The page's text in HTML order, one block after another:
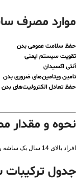
موارد مصرف
حفظ سلامت عمومی بدن
تقویت سیستم ایمنی
آنتی اکسیدان
تامین ویتامین‌های ضروری بدن
حفظ تعادل الکترولیت‌های بدن
نحوه و مقدار
افراد بالای 14 سال یک ساشه را در 120 الی 180 میلی لیتر آب حل کرده و میل نمایند.
جدول ترکیبات